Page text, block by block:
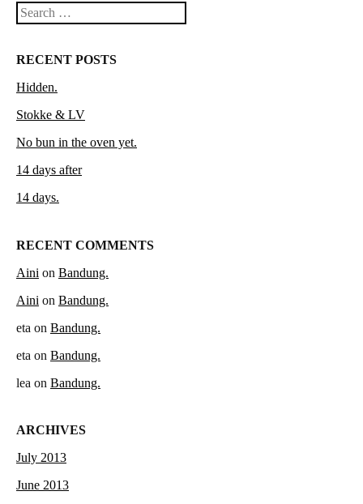
Search
RECENT POSTS
Hidden.
Stokke & LV
No bun in the oven yet.
14 days after
14 days.
RECENT COMMENTS
Aini on Bandung.
Aini on Bandung.
eta on Bandung.
eta on Bandung.
lea on Bandung.
ARCHIVES
July 2013
June 2013